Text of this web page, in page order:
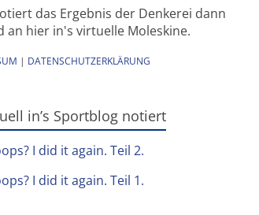
das Ergebnis der Denkerei dann
an hier in's virtuelle Moleskine.
| DATENSCHUTZERKLÄRUNG
in’s Sportblog notiert
I did it again. Teil 2.
I did it again. Teil 1.